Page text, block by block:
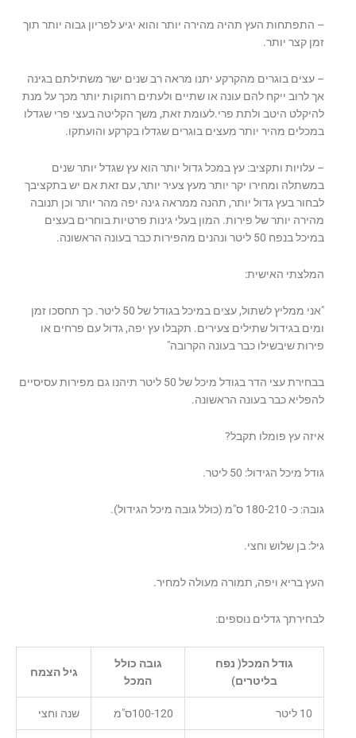
– התפתחות העץ תהיה מהירה יותר והוא יגיע לפריון גבוה יותר תוך
זמן קצר יותר.
– עצים בוגרים מהקרקע יתנו מראה רב שנים ישר משתילתם בגינה
אך לרוב ייקח להם עונה או שתיים ולעתים רחוקות יותר מכך על מנת
להיקלט היטב ולתת פרי.לעומת זאת, משך הקליטה בעצי פרי שגדלו
במכלים מהיר יותר מעצים בוגרים שגדלו בקרקע והועתקו.
– עלויות ותקציב: עץ במכל גדול יותר הוא עץ שגדל יותר שנים
במשתלה ומחירו יקר יותר מעץ צעיר יותר, עם זאת אם יש בתקציבך
לבחור בעץ גדול יותר, תהנה ממראה גינה יפה מהר יותר וכן תנובה
מהירה יותר של פירות. המון בעלי גינות פרטיות בוחרים בעצים
במיכל בנפח 50 ליטר ונהנים מהפירות כבר בעונה הראשונה.
המלצתי האישית:
"אני ממליץ לשתול, עצים במיכל בגודל של 50 ליטר. כך תחסכו זמן
ומים בגידול שתילים צעירים. תקבלו עץ יפה, גדול עם פרחים או
פירות שיבשילו כבר בעונה הקרובה"
בבחירת עצי הדר בגודל מיכל של 50 ליטר תיהנו גם מפירות עסיסיים
להפליא כבר בעונה הראשונה.
איזה עץ פומלו תקבל?
גודל מיכל הגידול: 50 ליטר.
גובה: כ- 180-210 ס"מ (כולל גובה מיכל הגידול).
גיל: בן שלוש וחצי.
העץ בריא ויפה, תמורה מעולה למחיר.
לבחירתך גדלים נוספים:
גודל המכל( נפח
בליטרים)
גובה כולל
המכל
גיל הצמח
10 ליטר 100-120ס"מ שנה וחצי